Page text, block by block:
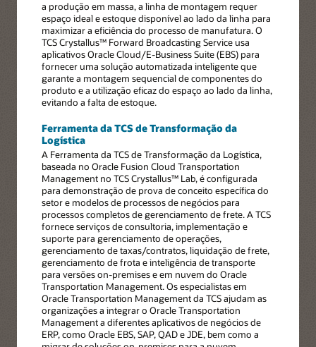
a produção em massa, a linha de montagem requer
espaço ideal e estoque disponível ao lado da linha para
maximizar a eficiência do processo de manufatura. O
TCS Crystallus™ Forward Broadcasting Service usa
aplicativos Oracle Cloud/E-Business Suite (EBS) para
fornecer uma solução automatizada inteligente que
garante a montagem sequencial de componentes do
produto e a utilização eficaz do espaço ao lado da linha,
evitando a falta de estoque.
Ferramenta da TCS de Transformação da
Logística
A Ferramenta da TCS de Transformação da Logística,
baseada no Oracle Fusion Cloud Transportation
Management no TCS Crystallus™ Lab, é configurada
para demonstração de prova de conceito específica do
setor e modelos de processos de negócios para
processos completos de gerenciamento de frete. A TCS
fornece serviços de consultoria, implementação e
suporte para gerenciamento de operações,
gerenciamento de taxas/contratos, liquidação de frete,
gerenciamento de frota e inteligência de transporte
para versões on-premises e em nuvem do Oracle
Transportation Management. Os especialistas em
Oracle Transportation Management da TCS ajudam as
organizações a integrar o Oracle Transportation
Management a diferentes aplicativos de negócios de
ERP, como Oracle EBS, SAP, QAD e JDE, bem como a